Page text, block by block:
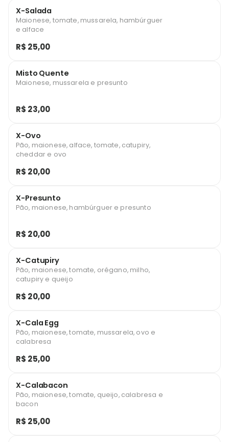
X-Salada
Maionese, tomate, mussarela, hambúrguer
e alface
R$ 25,00
Misto Quente
Maionese, mussarela e presunto
R$ 23,00
X-Ovo
Pão, maionese, alface, tomate, catupiry,
cheddar e ovo
R$ 20,00
X-Presunto
Pão, maionese, hambúrguer e presunto
R$ 20,00
X-Catupiry
Pão, maionese, tomate, orégano, milho,
catupiry e queijo
R$ 20,00
X-Cala Egg
Pão, maionese, tomate, mussarela, ovo e
calabresa
R$ 25,00
X-Calabacon
Pão, maionese, tomate, queijo, calabresa e
bacon
R$ 25,00